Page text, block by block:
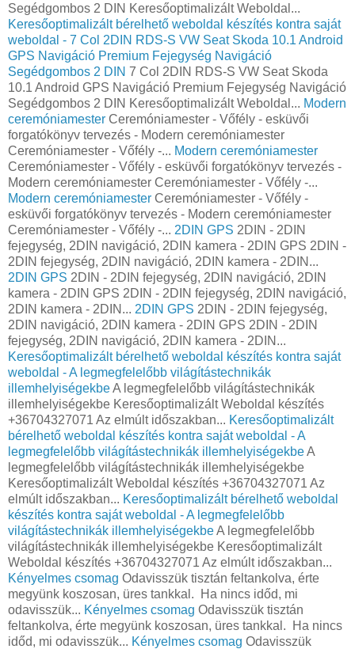
Segédgombos 2 DIN Keresőoptimalizált Weboldal...
Keresőoptimalizált bérelhető weboldal készítés kontra saját
weboldal - 7 Col 2DIN RDS-S VW Seat Skoda 10.1 Android
GPS Navigáció Premium Fejegység Navigáció
Segédgombos 2 DIN 7 Col 2DIN RDS-S VW Seat Skoda
10.1 Android GPS Navigáció Premium Fejegység Navigáció
Segédgombos 2 DIN Keresőoptimalizált Weboldal... Modern
ceremóniamester Ceremóniamester - Vőfély - esküvői
forgatókönyv tervezés - Modern ceremóniamester
Ceremóniamester - Vőfély -... Modern ceremóniamester
Ceremóniamester - Vőfély - esküvői forgatókönyv tervezés -
Modern ceremóniamester Ceremóniamester - Vőfély -...
Modern ceremóniamester Ceremóniamester - Vőfély -
esküvői forgatókönyv tervezés - Modern ceremóniamester
Ceremóniamester - Vőfély -... 2DIN GPS 2DIN - 2DIN
fejegység, 2DIN navigáció, 2DIN kamera - 2DIN GPS 2DIN -
2DIN fejegység, 2DIN navigáció, 2DIN kamera - 2DIN...
2DIN GPS 2DIN - 2DIN fejegység, 2DIN navigáció, 2DIN
kamera - 2DIN GPS 2DIN - 2DIN fejegység, 2DIN navigáció,
2DIN kamera - 2DIN... 2DIN GPS 2DIN - 2DIN fejegység,
2DIN navigáció, 2DIN kamera - 2DIN GPS 2DIN - 2DIN
fejegység, 2DIN navigáció, 2DIN kamera - 2DIN...
Keresőoptimalizált bérelhető weboldal készítés kontra saját
weboldal - A legmegfelelőbb világítástechnikák
illemhelyiségekbeA legmegfelelőbb világítástechnikák
illemhelyiségekbe Keresőoptimalizált Weboldal készítés
+36704327071 Az elmúlt időszakban... Keresőoptimalizált
bérelhető weboldal készítés kontra saját weboldal - A
legmegfelelőbb világítástechnikák illemhelyiségekbeA
legmegfelelőbb világítástechnikák illemhelyiségekbe
Keresőoptimalizált Weboldal készítés +36704327071 Az
elmúlt időszakban... Keresőoptimalizált bérelhető weboldal
készítés kontra saját weboldal - A legmegfelelőbb
világítástechnikák illemhelyiségekbeA legmegfelelőbb
világítástechnikák illemhelyiségekbe Keresőoptimalizált
Weboldal készítés +36704327071 Az elmúlt időszakban...
Kényelmes csomag Odavisszük tisztán feltankolva, érte
megyünk koszosan, üres tankkal. Ha nincs időd, mi
odavisszük... Kényelmes csomag Odavisszük tisztán
feltankolva, érte megyünk koszosan, üres tankkal. Ha nincs
időd, mi odavisszük... Kényelmes csomag Odavisszük